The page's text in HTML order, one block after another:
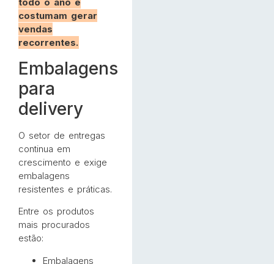
todo o ano e
costumam gerar
vendas
recorrentes.
Embalagens
para
delivery
O setor de entregas
continua em
crescimento e exige
embalagens
resistentes e práticas.
Entre os produtos
mais procurados
estão:
Embalagens